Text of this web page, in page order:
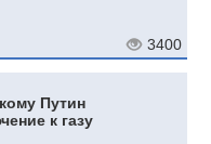
3400
Путин
к газу